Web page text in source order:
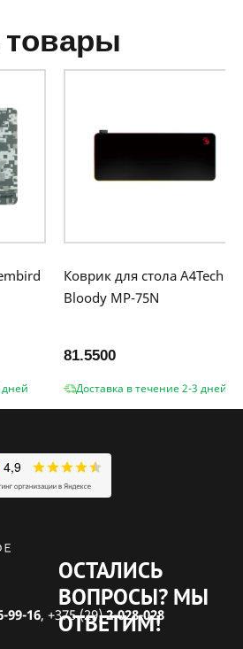
товары
дней
Коврик для стола A4Tech
Bloody MP-75N
81.5500
Доставка в течение 2-3 дней
99-16, +375 (29)2-028-028
ОСТАЛИСЬ
ВОПРОСЫ? МЫ
ОТВЕТИМ!